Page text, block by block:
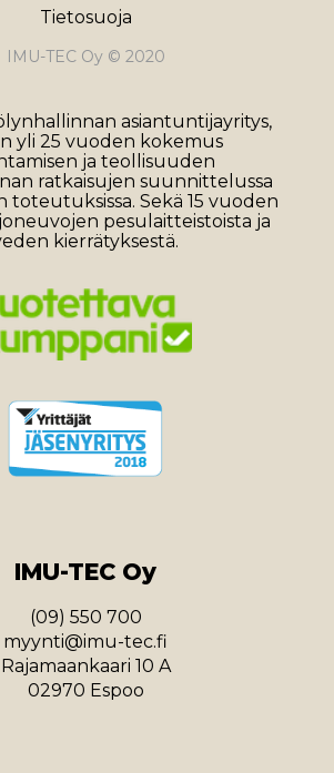
Tietosuoja
IMU-TEC Oy © 2020
asiantuntijayritys,
yli 25 vuoden kokemus
ja teollisuuden
ratkaisujen suunnittelussa
toteutuksissa. Sekä 15 vuoden
pesulaitteistoista ja
kierrätyksestä.
IMU-TEC Oy
(09) 550 700
myynti@imu-tec.fi
Rajamaankaari 10 A
02970 Espoo